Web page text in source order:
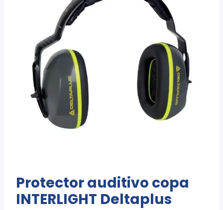
Protector auditivo copa
INTERLIGHT Deltaplus